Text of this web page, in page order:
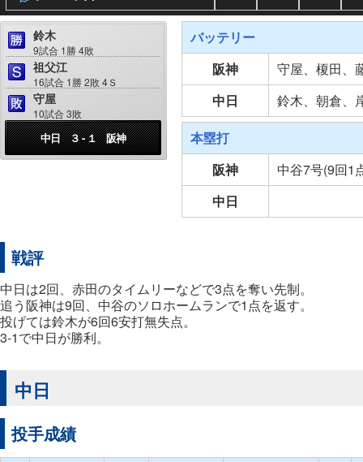
鈴木
9試合 1勝 4敗
祖父江
16試合 1勝 2敗 4Ｓ
守屋
10試合 3敗
中日 ３ - １ 阪神
バッテリー
阪神
守屋、榎田、
中日
鈴木、朝倉、
本塁打
阪神
中谷7号(9回1
中日
戦評
中日は2回、赤田のタイムリーなどで3点を奪い先制。
追う阪神は9回、中谷のソロホームランで1点を返す。
投げては鈴木が6回6安打無失点。
3-1で中日が勝利。
中日
投手成績